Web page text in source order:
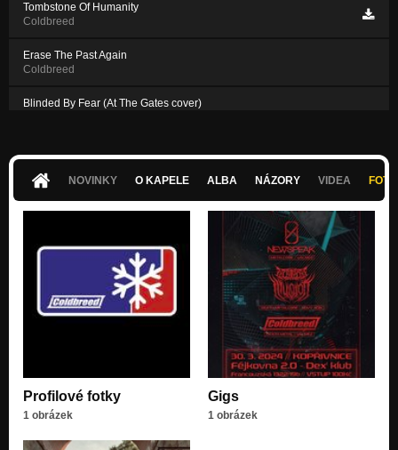
Tombstone Of Humanity
Coldbreed
Erase The Past Again
Coldbreed
Blinded By Fear (At The Gates cover)
NOVINKY
O KAPELE ALBA NÁZORY VIDEA
Profilové fotky
1 obrázek
Gigs
1 obrázek